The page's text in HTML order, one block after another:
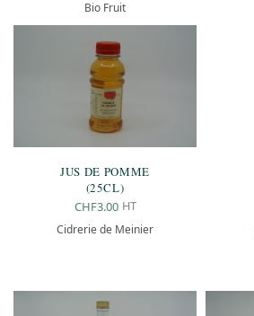
Bio Fruit
JUS DE POMME
(25CL)
CHF3.00 HT
Cidrerie de Meinier